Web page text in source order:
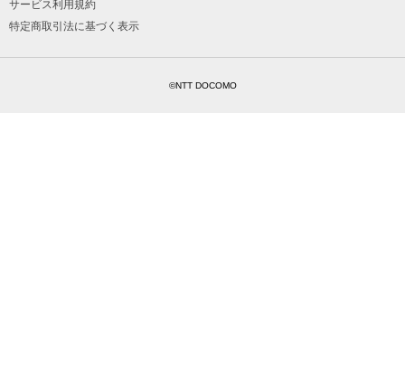
サービス利用規約
特定商取引法に基づく表示
©NTT DOCOMO